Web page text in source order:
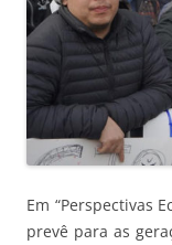
Em “Perspectivas
prevê para as